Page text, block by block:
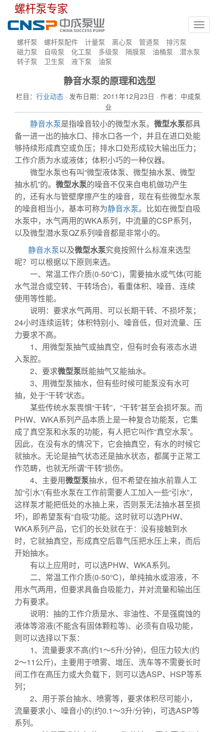
螺杆泵专家
螺杆泵 螺杆泵配件 计量泵 离心泵 管道泵
排污泵
磁力泵
自吸泵 化工泵 多级泵 隔膜泵 油桶泵
潜水泵
转子泵
卫生泵 液下泵 油泵
静音水泵的原理和选型
栏目： 行业动态 · 发布日期：2011年12月23日 · 作者：中成泵
业
静音水泵是指噪音较小的微型水泵。 微型水泵都具
备一进一出的抽水口、排水口各一个，并且在进口处能
够持续形成真空或负压；排水口处形成较大输出压力；
工作介质为水或液体；体积小巧的一种仪器。
微型水泵也有叫“微型液体泵、微型抽水泵、微型
抽水机”的。 微型水泵的噪音不仅来自电机做功产生
的，还有水与管壁摩擦产生的噪音，现在有些微型水泵
的噪音相当小，基本可称为静音水泵。比如在微型自吸
水泵中，水气两用的WKA系列，中流量的CSP系列，
以及微型潜水泵QZ系列噪音都是非常小的。
静音水泵以及微型水泵究竟按照什么标准来选型
呢？可以根据以下原则来选。
一、常温工作介质(0-50℃)，需要抽水或气体(可能
水气混合或空转、干转场合)，看重体积、噪音、连续
使用等性能。
说明：要求水气两用、可以长期干转、不损坏泵；
24小时连续运转；体积特别小、噪音低，但对流量、压
力要求不高。
1、用微型泵抽气或抽真空，但有时会有液态水进
入泵腔。
2、要求微型泵既能抽气又能抽水。
3、用微型泵抽水，但有些时候可能泵没有水可
抽，处于“干转”状态。
某些传统水泵畏惧“干转”，“干转”甚至会损坏泵。而
PHW、WKA系列产品本质上是一种复合功能泵，它集
成了真空泵和水泵的功能，有人把它叫作“真空水泵”。
因此，在没有水的情况下，它会抽真空，有水的时候它
就抽水。无论是抽气状态还是抽水状态，都属于正常工
作范畴，也就无所谓“干转”损伤。
4、主要用微型泵抽水，但不希望在抽水前靠人工
加“引水”(有些水泵在工作前需要人工加入一些“引水”，
这样泵才能把低处的水抽上来，否则泵无法抽水甚至损
坏)，即希望泵有“自吸”功能。这时就可以选PHW、
WKA系列产品，它们的长处就在于：没有接触到水
时，它就抽真空，形成真空后靠气压把水压上来，而后
开始抽水。
有以上应用时，可以选PHW、WKA系列。
二、常温工作介质(0-50℃)，单纯抽水或溶液，不
用水气两用，但要求具备自吸能力，并对流量和输出压
力有要求。
说明：抽的工作介质是水、非油性、不是强腐蚀的
液体等溶液(不能含有固体颗粒等)、必须有自吸功能，
则可以选择以下泵：
1、流量要求不高(约1～5升/分钟)，但压力较大(约
2～11公斤)，主要用于喷雾、增压、洗车等不需要长时
间工作在高压力或大负载下，则可以选ASP、HSP等系
列；
2、用于茶台抽水、喷雾等，要求体积尽可能小，
流量要求小、噪音小的(约0.1～3升/分钟)，可选ASP等
系列。